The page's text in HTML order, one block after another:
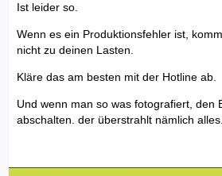
Ist leider so.
Wenn es ein Produktionsfehler ist,
nicht zu deinen Lasten.
Kläre das am besten mit der Hotline ab.
Und wenn man so was fotografiert, den
abschalten. der überstrahlt nämlich alles.